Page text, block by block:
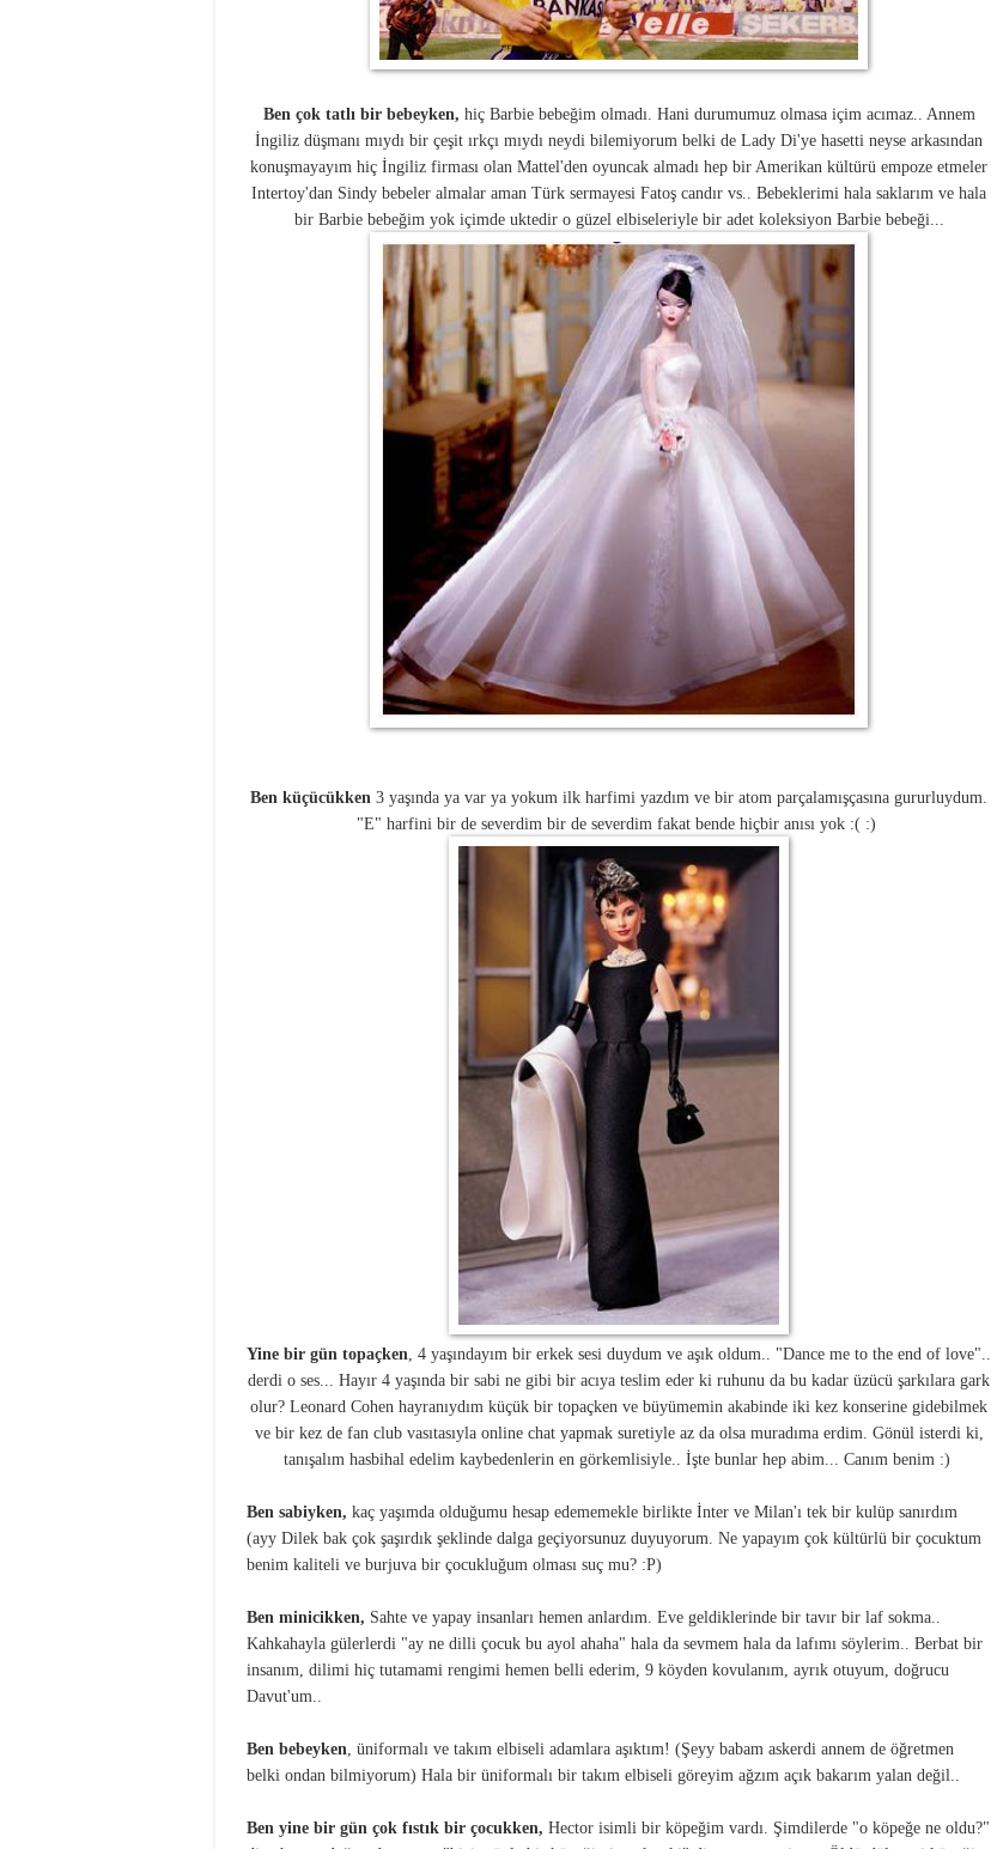
Ben çok tatlı bir bebeyken, hiç Barbie bebeğim olmadı. Hani durumumuz olmasa içim acımaz.. Annem
İngiliz düşmanı mıydı bir çeşit ırkçı mıydı neydi bilemiyorum belki de Lady Di'ye hasetti neyse arkasından
konuşmayayım hiç İngiliz firması olan Mattel'den oyuncak almadı hep bir Amerikan kültürü empoze etmeler
Intertoy'dan Sindy bebeler almalar aman Türk sermayesi Fatoş candır vs.. Bebeklerimi hala saklarım ve hala
bir Barbie bebeğim yok içimde uktedir o güzel elbiseleriyle bir adet koleksiyon Barbie bebeği...
Ben küçücükken 3 yaşında ya var ya yokum ilk harfimi yazdım ve bir atom parçalamışçasına gururluydum.
"E" harfini bir de severdim bir de severdim fakat bende hiçbir anısı yok :( :)
Yine bir gün topaçken , 4 yaşındayım bir erkek sesi duydum ve aşık oldum.. "Dance me to the end of love"..
derdi o ses... Hayır 4 yaşında bir sabi ne gibi bir acıya teslim eder ki ruhunu da bu kadar üzücü şarkılara gark
olur? Leonard Cohen hayranıydım küçük bir topaçken ve büyümemin akabinde iki kez konserine gidebilmek
ve bir kez de fan club vasıtasıyla online chat yapmak suretiyle az da olsa muradıma erdim. Gönül isterdi ki,
tanışalım hasbihal edelim kaybedenlerin en görkemlisiyle.. İşte bunlar hep abim... Canım benim :)
Ben sabiyken, kaç yaşımda olduğumu hesap edememekle birlikte İnter ve Milan'ı tek bir kulüp sanırdım
(ayy Dilek bak çok şaşırdık şeklinde dalga geçiyorsunuz duyuyorum. Ne yapayım çok kültürlü bir çocuktum
benim kaliteli ve burjuva bir çocukluğum olması suç mu? :P)
Ben minicikken, Sahte ve yapay insanları hemen anlardım. Eve geldiklerinde bir tavır bir laf sokma..
Kahkahayla gülerlerdi "ay ne dilli çocuk bu ayol ahaha" hala da sevmem hala da lafımı söylerim.. Berbat bir
insanım, dilimi hiç tutamami rengimi hemen belli ederim, 9 köyden kovulanım, ayrık otuyum, doğrucu
Davut'um..
Ben bebeyken , üniformalı ve takım elbiseli adamlara aşıktım! (Şeyy babam askerdi annem de öğretmen
belki ondan bilmiyorum) Hala bir üniformalı bir takım elbiseli göreyim ağzım açık bakarım yalan değil..
Ben yine bir gün çok fıstık bir çocukken, Hector isimli bir köpeğim vardı. Şimdilerde "o köpeğe ne oldu?"